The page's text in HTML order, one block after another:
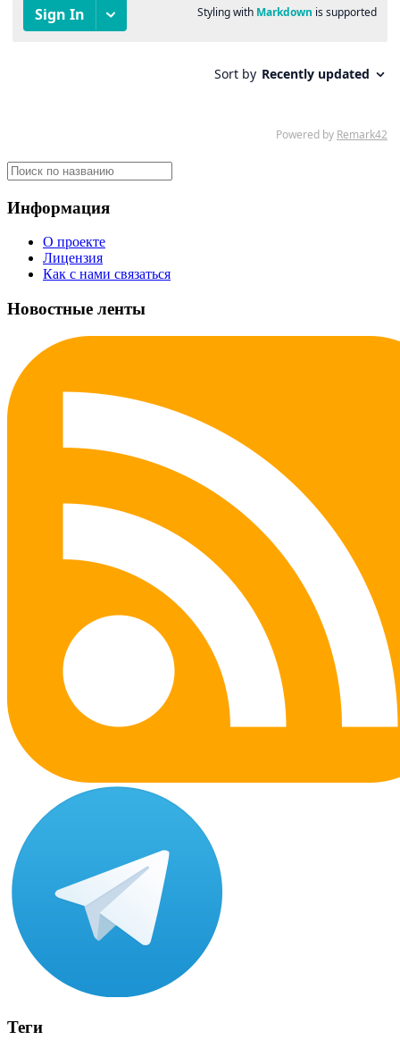
Информация
О проекте
Лицензия
Как с нами связаться
Новостные ленты
Теги